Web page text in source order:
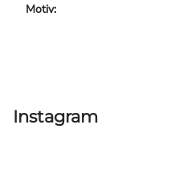
Motiv:
Instagram